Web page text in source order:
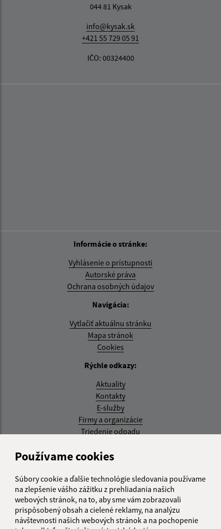
Používame cookies
Súbory cookie a ďalšie technológie sledovania používame
na zlepšenie vášho zážitku z prehliadania našich
webových stránok, na to, aby sme vám zobrazovali
prispôsobený obsah a cielené reklamy, na analýzu
návštevnosti našich webových stránok a na pochopenie
044 81 Kysak
info@kysak.sk
+421 55 729 05 91
IČO: 00324400
Informácie o stránke:
Vyhlásenie o prístupnosti
Autorské práva
Ochrana osobných údajov
Navigácia:
Vytlačiť aktuálnu stránku
Mapa stránok
Cookies
Rýchle odkazy:
Aktuality
Kontakty
E-služby
Firmy a organizácie
Triedenie odpadu
Aktualizované:
RSS
Správca obsahu:
Správca obsahu je Obec Kysak.